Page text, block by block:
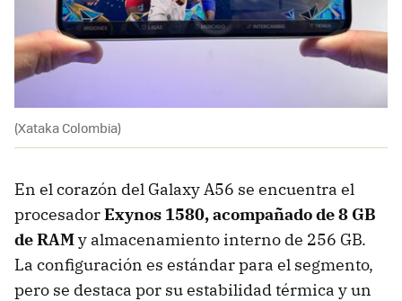
(Xataka Colombia)
En el corazón del Galaxy A56 se encuentra el
procesadorExynos 1580, acompañado de 8 GB
de RAMy almacenamiento interno de 256 GB.
La configuración es estándar para el segmento,
pero se destaca por su estabilidad térmica y un